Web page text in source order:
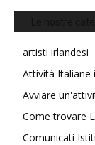
artisti irlandesi
Attività Italiane
Avviare
Come trovare
Comunicati